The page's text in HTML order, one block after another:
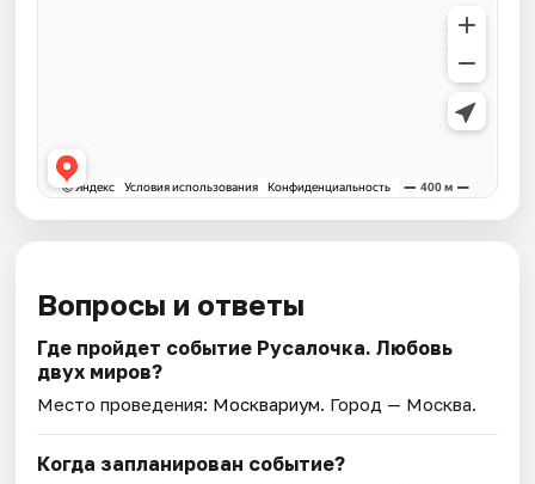
Вопросы и ответы
Где пройдет событие Русалочка. Любовь
двух миров?
Место проведения: Москвариум. Город — Москва.
Когда запланирован событие?